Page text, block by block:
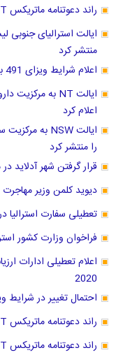
راند دعوتنامه ماتریکس ACT در مورخه 25 نوامبر 2019 برگزار گردید
ایالت استرالیای
منتشر کرد
اعلام شرایط ویزای 491 برای ایالت تاسمانیا
اعلام کرد
را منتشر کرد
قرار گرفتن شهر آدلاید
دیوید کلمن وزیر
تعطیلی سفارت استرالیا
فراخوان وزارت کشور
اعلام تعطیلی ادارات
2020
احتمال تغییر در شرایط
راند دعوتنامه ماتریکس ACT در مورخه 19 دسامبر 2019 برگزار شد
راند دعوتنامه ماتریکس ACT در مورخه 9 ژانویه 2020 برگزار گردید